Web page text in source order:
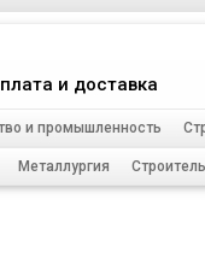
и доставка
и промышленность
Металлургия